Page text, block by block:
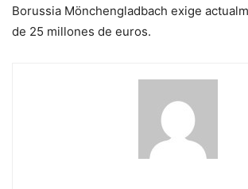
Borussia Mönchengladbach exige
de 25 millones de euros.